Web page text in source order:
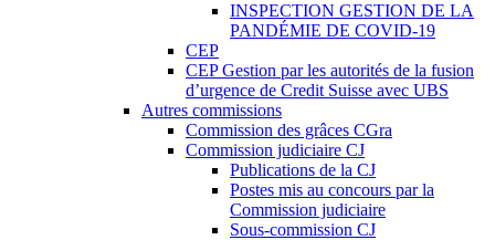
INSPECTION GESTION DE LA
PANDÉMIE DE COVID-19
CEP
CEP Gestion par les autorités de la fusion
d’urgence de Credit Suisse avec UBS
Autres commissions
Commission des grâces CGra
Commission judiciaire CJ
Publications de la CJ
Postes mis au concours par la
Commission judiciaire
Sous-commission CJ